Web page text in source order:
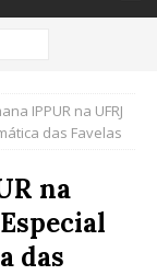
IPPUR na UFRJ
das Favelas
na
das